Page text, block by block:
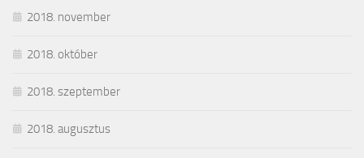
2018. november
2018. október
2018. szeptember
2018. augusztus